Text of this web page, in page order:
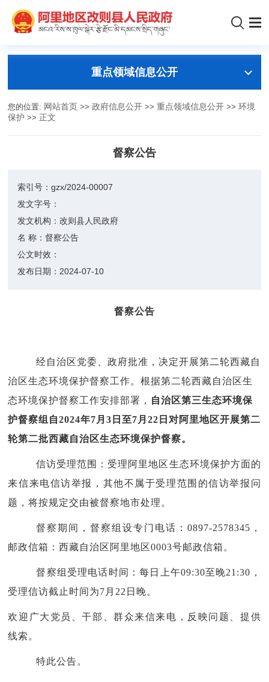
重点领域信息公开
您的位置: 网站首页 >>政府信息公开 >>重点领域信息公开 >>环境
保护 >> 正文
督察公告
索引号：gzx/2024-00007
发文字号：
发文机构：改则县人民政府
名 称：督察公告
公文时效：
发布日期： 2024-07-10
督察公告
经自治区党委、政府批准，决定开展第二轮西藏自
治区生态环境保护督察工作。根据第二轮西藏自治区生
态环境保护督察工作安排部署， 自治区第三生态环境保
护督察组自2024年7月3日至7月22日对阿里地区开展第二
轮第二批西藏自治区生态环境保护督察。
信访受理范围：受理阿里地区生态环境保护方面的
来信来电信访举报，其他不属于受理范围的信访举报问
题，将按规定交由被督察地市处理。
督察期间，督察组设专门电话： 0897-2578345，
邮政信箱：西藏自治区阿里地区0003号邮政信箱。
督察组受理电话时间：每日上午09:30至晚21:30，
受理信访截止时间为7月22日晚。
欢迎广大党员、干部、群众来信来电，反映问题、提供
线索。
特此公告。